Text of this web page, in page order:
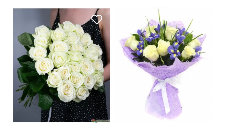
50 см 25 см
Роза Vendella, ирис Blue
magic, сизаль
50 см
40 см